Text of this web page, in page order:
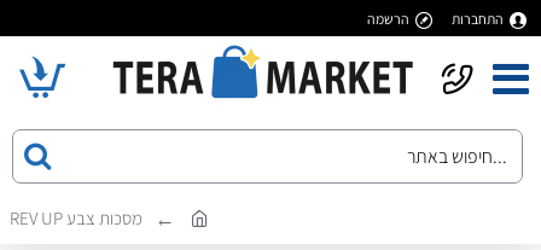
התחברות הרשמה
מסכות צבע REV UP